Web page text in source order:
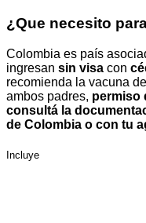
¿Que necesito
Colombia es país
ingresan sin visa con
recomienda la vacuna de
ambos padres, permiso
consultá la
de Colombia o con tu
Incluye